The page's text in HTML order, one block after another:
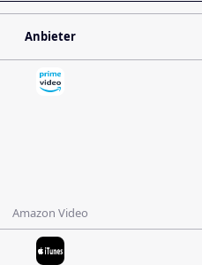
Anbieter
Amazon Video